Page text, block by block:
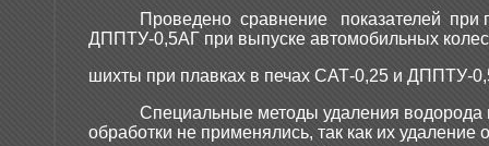
Проведено сравнение показателей при
ДППТУ-0,5АГ при выпуске автомобильных
шихты при плавках в печах САТ-0,25 и ДППТУ-
Специальные методы удаления водорода
обработки не применялись, так как их